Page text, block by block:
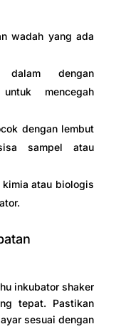
wadah yang ada
dalam dengan
mencegah
dengan lembut
sampel atau
atau biologis
inkubator shaker
tepat. Pastikan
sesuai dengan